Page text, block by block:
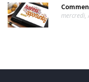
mercredi,